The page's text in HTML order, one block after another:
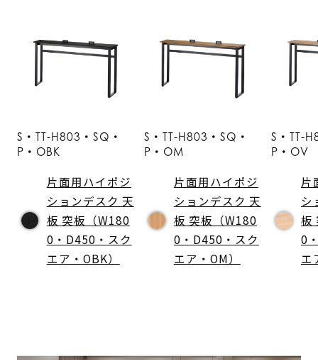
S・TT-H803・SQ・
P・OBK
片面用ハイポジ
ションデスク 天
板 突板（W180
0・D450・スク
エア・OBK）
S・TT-H803・SQ・
P・OM
片面用ハイポジ
ションデスク 天
板 突板（W180
0・D450・スク
エア・OM）
S・TT-
P・OV
片
シ
板
0
エ